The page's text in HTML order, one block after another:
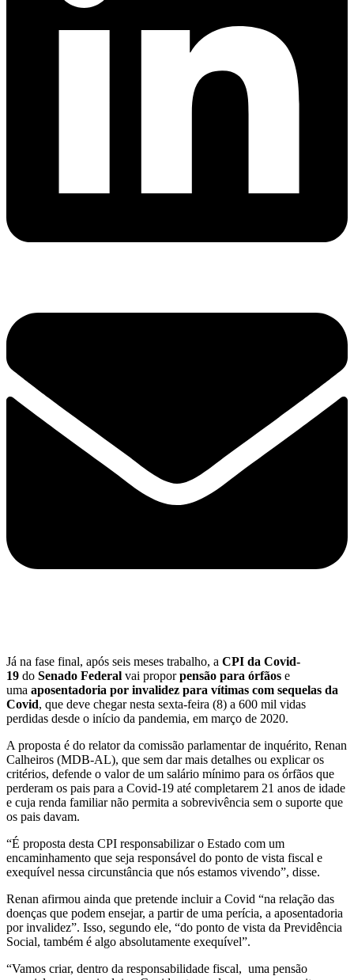
Já na fase final, após seis meses trabalho, a CPI da Covid-
19 do Senado Federal vai proporpensão para órfãos e
uma aposentadoria por invalidez para vítimas com sequelas da
Covid, que deve chegar nesta sexta-feira (8) a 600 mil vidas
perdidas desde o início da pandemia, em março de 2020.
A proposta é do relator da comissão parlamentar de inquérito, Renan
Calheiros (MDB-AL), que sem dar mais detalhes ou explicar os
critérios, defende o valor de um salário mínimo para os órfãos que
perderam os pais para a Covid-19 até completarem 21 anos de idade
e cuja renda familiar não permita a sobrevivência sem o suporte que
os pais davam.
“É proposta desta CPI responsabilizar o Estado com um
encaminhamento que seja responsável do ponto de vista fiscal e
exequível nessa circunstância que nós estamos vivendo”, disse.
Renan afirmou ainda que pretende incluir a Covid “na relação das
doenças que podem ensejar, a partir de uma perícia, a aposentadoria
por invalidez”. Isso, segundo ele, “do ponto de vista da Previdência
Social, também é algo absolutamente exequível”.
“Vamos criar, dentro da responsabilidade fiscal, uma pensão